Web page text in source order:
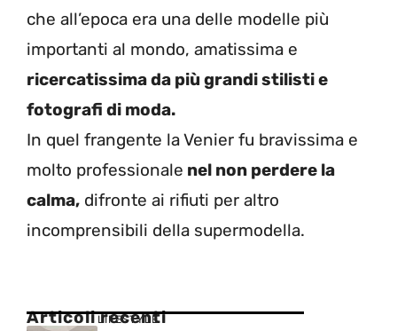
che all’epoca era una delle modelle più
importanti al mondo, amatissima e
ricercatissima da più grandi stilisti e
fotografi di moda.
In quel frangente la Venier fu bravissima e
molto professionale nel non perdere la
calma, difronte ai rifiuti per altro
incomprensibili della supermodella.
Articoli recenti
LIFESTYLE